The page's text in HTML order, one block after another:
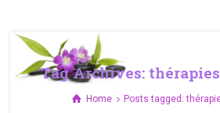
Tag Archives:
Home Posts tagged: